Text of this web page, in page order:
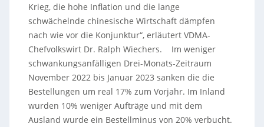
Krieg, die hohe Inflation und die lange
schwächelnde chinesische Wirtschaft dämpfen
nach wie vor die Konjunktur“, erläutert VDMA-
Chefvolkswirt Dr. Ralph Wiechers. Im weniger
schwankungsanfälligen Drei-Monats-Zeitraum
November 2022 bis Januar 2023 sanken die die
Bestellungen um real 17% zum Vorjahr. Im Inland
wurden 10% weniger Aufträge und mit dem
Ausland wurde ein Bestellminus von 20% verbucht.